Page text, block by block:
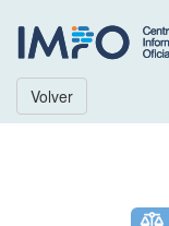
Volver